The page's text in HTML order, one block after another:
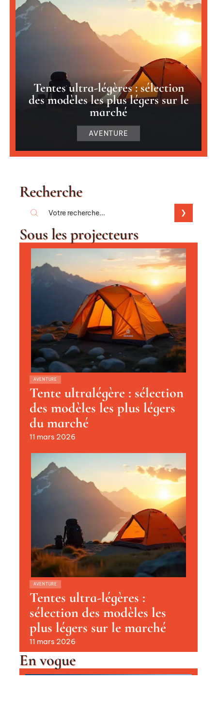
Tentes ultra-légères : sélection
des modèles les plus légers sur le
marché
AVENTURE
Recherche
Sous les projecteurs
AVENTURE
Tente ultralégère : sélection
des modèles les plus légers
du marché
11 mars 2026
AVENTURE
Tentes ultra-légères :
sélection des modèles les
plus légers sur le marché
11 mars 2026
En vogue